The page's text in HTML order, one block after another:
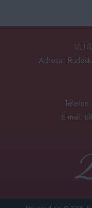
Adresa:
E-mail: